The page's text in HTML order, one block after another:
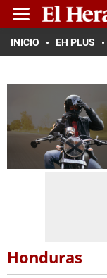
INICIO EH PLUS
Honduras